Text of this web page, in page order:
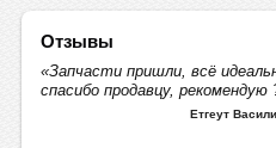
Отзывы
«Запчасти пришли, всё
спасибо продавцу, рекомендую
Етгеут